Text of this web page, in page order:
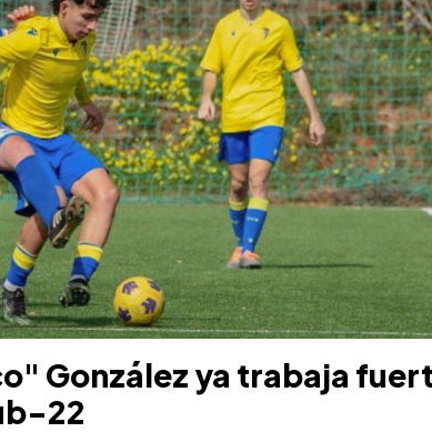
González ya trabaja
22